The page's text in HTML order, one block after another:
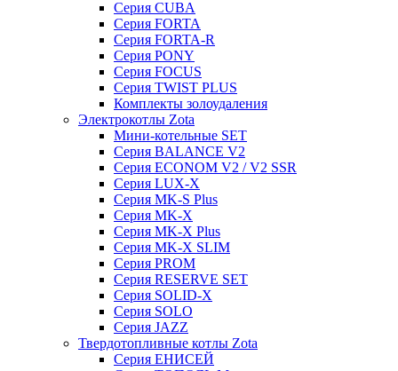
Серия CUBA
Серия FORTA
Серия FORTA-R
Серия PONY
Серия FOCUS
Серия TWIST PLUS
Комплекты золоудаления
Электрокотлы Zota
Мини-котельные SET
Серия BALANCE V2
Серия ECONOM V2 / V2 SSR
Серия LUX-X
Серия MK-S Plus
Серия MK-X
Серия MK-X Plus
Серия MK-X SLIM
Серия PROM
Серия RESERVE SET
Серия SOLID-X
Серия SOLO
Серия JAZZ
Твердотопливные котлы Zota
Серия ЕНИСЕЙ